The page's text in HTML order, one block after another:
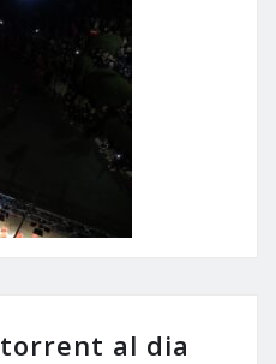
torrent al dia